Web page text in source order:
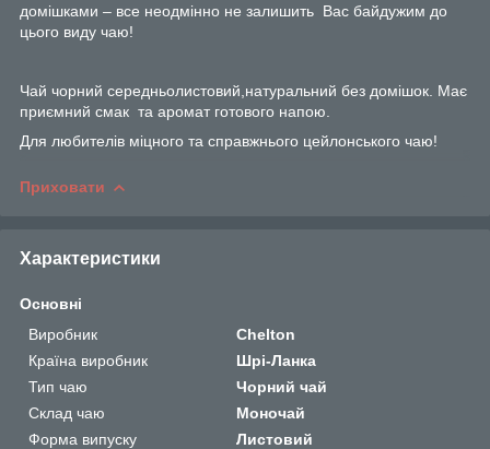
домішками – все неодмінно не залишить Вас байдужим до
цього виду чаю!
Чай чорний середньолистовий,натуральний без домішок. Має
приємний смак та аромат готового напою.
Для любителів міцного та справжнього цейлонського чаю!
Приховати
Характеристики
Основні
Виробник
Chelton
Країна виробник
Шрі-Ланка
Тип чаю
Чорний чай
Склад чаю
Моночай
Форма випуску
Листовий